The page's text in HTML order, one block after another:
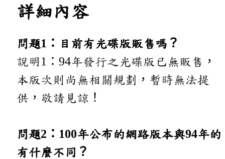
詳細內容
問題1：目前有光碟版販售嗎？
說明1：94年發行之光碟版已無販售，
本版次則尚無相關規劃，暫時無法提
供，敬請見諒！
問題2：100年公布的網路版本與94年的
有什麼不同？